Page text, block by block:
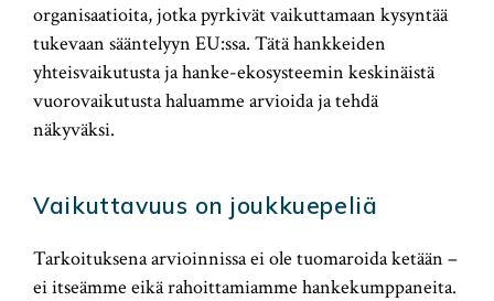
organisaatioita, jotka pyrkivät vaikuttamaan kysyntää
tukevaan sääntelyyn EU:ssa. Tätä hankkeiden
yhteisvaikutusta ja hanke-ekosysteemin keskinäistä
vuorovaikutusta haluamme arvioida ja tehdä
näkyväksi.
Vaikuttavuus on joukkuepeliä
Tarkoituksena arvioinnissa ei ole tuomaroida ketään –
ei itseämme eikä rahoittamiamme hankekumppaneita.